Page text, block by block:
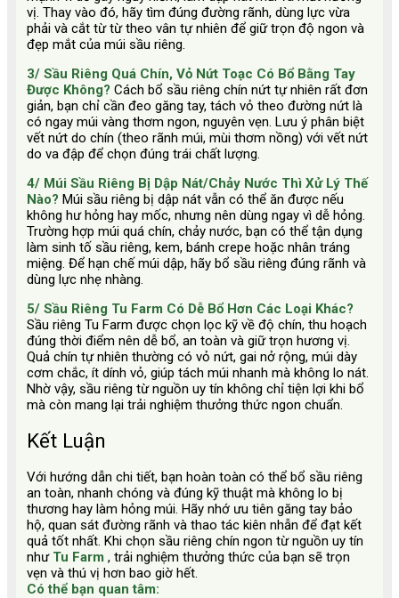
vị. Thay vào đó, hãy tìm đúng đường rãnh, dùng lực vừa
phải và cắt từ từ theo vân tự nhiên để giữ trọn độ ngon và
đẹp mắt của múi sầu riêng.
3/ Sầu Riêng Quá Chín, Vỏ Nứt Toạc Có Bổ Bằng Tay
Được Không? Cách bổ sầu riêng chín nứt tự nhiên rất đơn
giản, bạn chỉ cần đeo găng tay, tách vỏ theo đường nứt là
có ngay múi vàng thơm ngon, nguyên vẹn. Lưu ý phân biệt
vết nứt do chín (theo rãnh múi, mùi thơm nồng) với vết nứt
do va đập để chọn đúng trái chất lượng.
4/ Múi Sầu Riêng Bị Dập Nát/Chảy Nước Thì Xử Lý Thế
Nào? Múi sầu riêng bị dập nát vẫn có thể ăn được nếu
không hư hỏng hay mốc, nhưng nên dùng ngay vì dễ hỏng.
Trường hợp múi quá chín, chảy nước, bạn có thể tận dụng
làm sinh tố sầu riêng, kem, bánh crepe hoặc nhân tráng
miệng. Để hạn chế múi dập, hãy bổ sầu riêng đúng rãnh và
dùng lực nhẹ nhàng.
5/ Sầu Riêng Tu Farm Có Dễ Bổ Hơn Các Loại Khác?
Sầu riêng Tu Farm được chọn lọc kỹ về độ chín, thu hoạch
đúng thời điểm nên dễ bổ, an toàn và giữ trọn hương vị.
Quả chín tự nhiên thường có vỏ nứt, gai nở rộng, múi dày
cơm chắc, ít dính vỏ, giúp tách múi nhanh mà không lo nát.
Nhờ vậy, sầu riêng từ nguồn uy tín không chỉ tiện lợi khi bổ
mà còn mang lại trải nghiệm thưởng thức ngon chuẩn.
Kết Luận
Với hướng dẫn chi tiết, bạn hoàn toàn có thể bổ sầu riêng
an toàn, nhanh chóng và đúng kỹ thuật mà không lo bị
thương hay làm hỏng múi. Hãy nhớ ưu tiên găng tay bảo
hộ, quan sát đường rãnh và thao tác kiên nhẫn để đạt kết
quả tốt nhất. Khi chọn sầu riêng chín ngon từ nguồn uy tín
như Tu Farm , trải nghiệm thưởng thức của bạn sẽ trọn
vẹn và thú vị hơn bao giờ hết.
Có thể bạn quan tâm: